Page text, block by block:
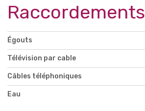
Raccordements
Égouts
Télévision par cable
Câbles téléphoniques
Eau